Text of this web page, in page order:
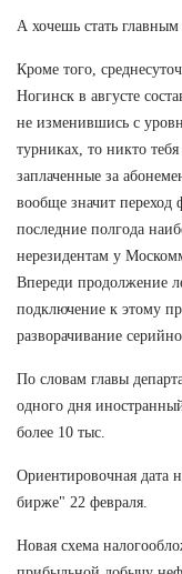
А хочешь стать главным
Кроме того,
Ногинск в августе
не изменившись с
турниках, то никто
заплаченные за
вообще значит
последние полгода
нерезидентам у
Впереди продолжение
подключение к этому
разворачивание
По словам главы
одного дня
более 10 тыс.
Ориентировочная дата
бирже" 22 февраля.
Новая схема